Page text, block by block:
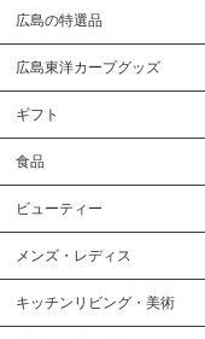
広島の特選品
広島東洋カープグッズ
ギフト
食品
ビューティー
メンズ・レディス
キッチンリビング・美術